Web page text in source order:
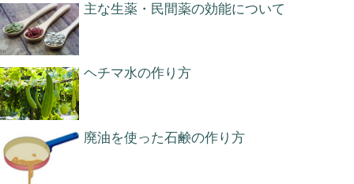
主な生薬・民間薬の効能について
ヘチマ水の作り方
廃油を使った石鹸の作り方